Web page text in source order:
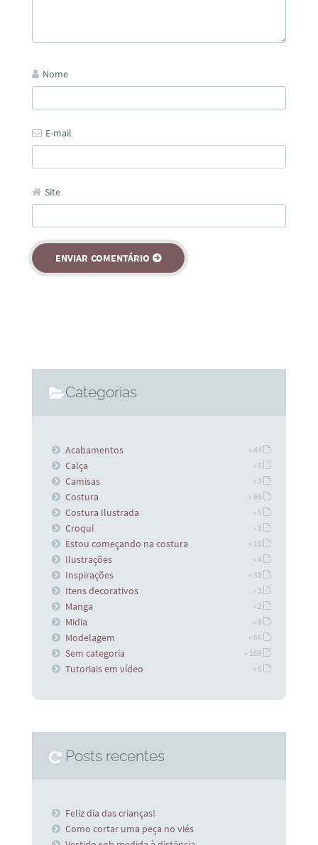
Nome
E-mail
Site
Categorias
Acabamentos » 44
Calça » 5
Camisas » 3
Costura » 66
Costura Ilustrada » 5
Croqui » 3
Estou começando na costura » 10
Ilustrações » 4
Inspirações » 38
Itens decorativos » 3
Manga » 2
Midia » 8
Modelagem » 56
Sem categoria » 169
Tutoriais em vídeo » 5
Posts recentes
Feliz dia das crianças!
Como cortar uma peça no viés